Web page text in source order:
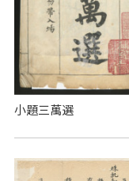
小題三萬選